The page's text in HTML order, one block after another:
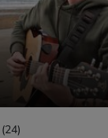
(24)